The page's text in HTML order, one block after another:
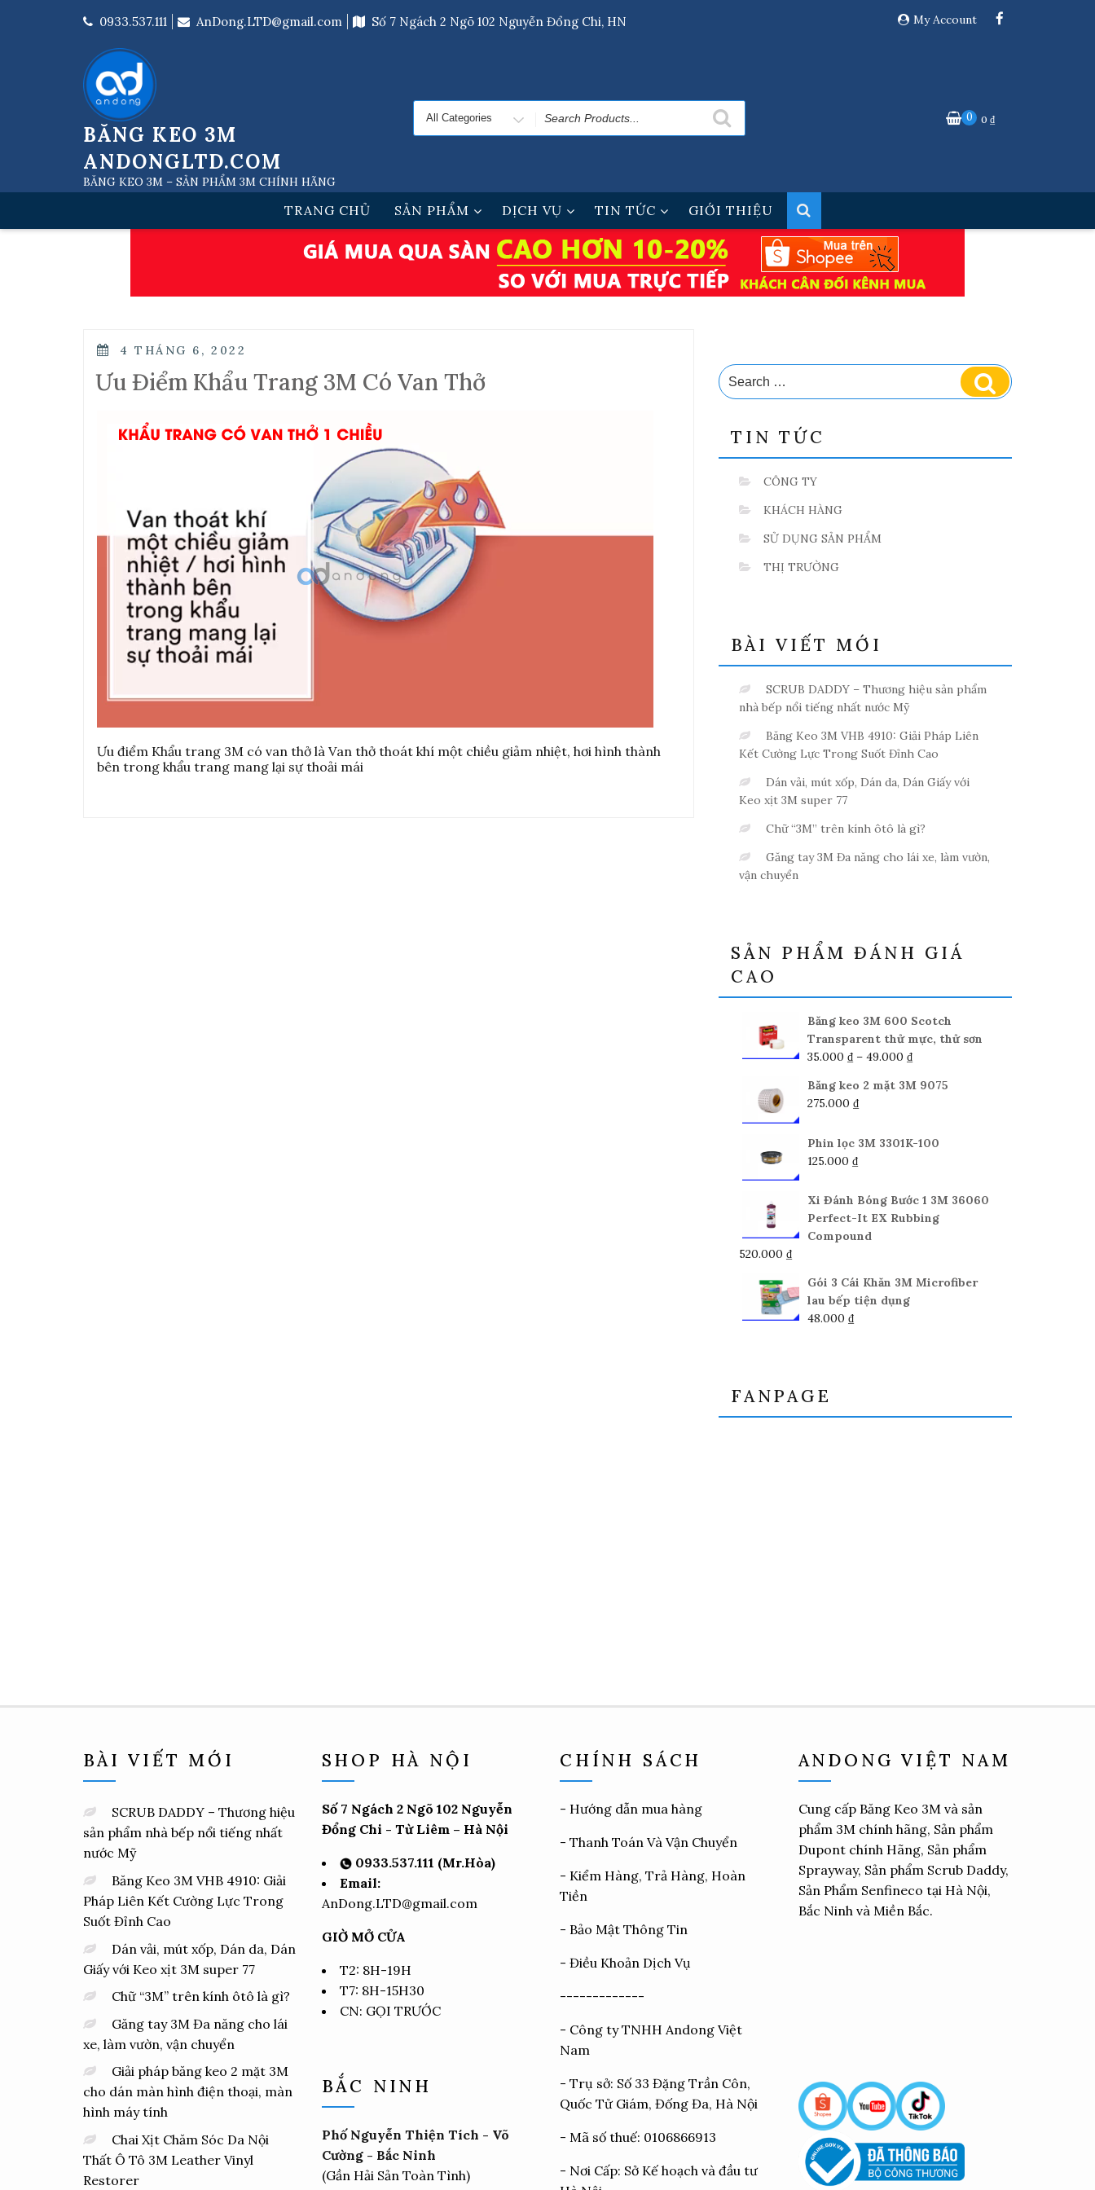
0933.537.111 AnDong.LTD@gmail.com Số 7 Ngách 2 Ngõ 102 Nguyễn Đổng Chi, HN My Account
BĂNG KEO 3M
ANDONGLTD.COM
BĂNG KEO 3M – SẢN PHẨM 3M CHÍNH HÃNG
Search
for
0 0₫
TRANG CHỦ SẢN PHẨM DỊCH VỤ TIN TỨC GIỚI THIỆU
POSTED
4 THÁNG 6, 2022
Ưu Điểm Khẩu Trang 3M Có Van Thở
Ưu điểm Khẩu trang 3M có van thở là Van thở thoát khí một chiều giảm nhiệt, hơi hình thành
bên trong khẩu trang mang lại sự thoải mái
Search
for:
Search
TIN TỨC
CÔNG TY
KHÁCH HÀNG
SỬ DỤNG SẢN PHẨM
THỊ TRƯỜNG
BÀI VIẾT MỚI
SCRUB DADDY – Thương hiệu sản phẩm
nhà bếp nổi tiếng nhất nước Mỹ
Băng Keo 3M VHB 4910: Giải Pháp Liên
Kết Cường Lực Trong Suốt Đỉnh Cao
Dán vải, mút xốp, Dán da, Dán Giấy với
Keo xịt 3M super 77
Chữ “3M” trên kính ôtô là gì?
Găng tay 3M Đa năng cho lái xe, làm vườn,
vận chuyển
SẢN PHẨM ĐÁNH GIÁ
CAO
Băng keo 3M 600 Scotch
Transparent thử mực, thử sơn
35.000 ₫ – 49.000 ₫Khoảng
từ
49.000 ₫
Băng keo 2 mặt 3M 9075
275.000 ₫
Phin lọc 3M 3301K-100
125.000 ₫
Xi Đánh Bóng Bước 1 3M 36060
Perfect-It EX Rubbing
Compound
520.000 ₫
Gói 3 Cái Khăn 3M Microfiber
lau bếp tiện dụng
48.000 ₫
FANPAGE
BÀI VIẾT MỚI
SCRUB DADDY – Thương hiệu
sản phẩm nhà bếp nổi tiếng nhất
nước Mỹ
Băng Keo 3M VHB 4910: Giải
Pháp Liên Kết Cường Lực Trong
Suốt Đỉnh Cao
Dán vải, mút xốp, Dán da, Dán
Giấy với Keo xịt 3M super 77
Chữ “3M” trên kính ôtô là gì?
Găng tay 3M Đa năng cho lái
xe, làm vườn, vận chuyển
Giải pháp băng keo 2 mặt 3M
cho dán màn hình điện thoại, màn
hình máy tính
Chai Xịt Chăm Sóc Da Nội
Thất Ô Tô 3M Leather Vinyl
Restorer
SHOP HÀ NỘI
Số 7 Ngách 2 Ngõ 102 Nguyễn
Đổng Chi - Từ Liêm – Hà Nội
0933.537.111 (Mr.Hòa)
Email:
AnDong.LTD@gmail.com
GIỜ MỞ CỬA
T2: 8H-19H
T7: 8H-15H30
CN: GỌI TRƯỚC
BẮC NINH
Phố Nguyễn Thiện Tích - Võ
Cường - Bắc Ninh
(Gần Hải Sản Toàn Tình)
CHÍNH SÁCH
- Hướng dẫn mua hàng
- Thanh Toán Và Vận Chuyển
- Kiểm Hàng, Trả Hàng, Hoàn
Tiền
- Bảo Mật Thông Tin
- Điều Khoản Dịch Vụ
-------------
- Công ty TNHH Andong Việt
Nam
- Trụ sở: Số 33 Đặng Trần Côn,
Quốc Tử Giám, Đống Đa, Hà Nội
- Mã số thuế: 0106866913
- Nơi Cấp: Sở Kế hoạch và đầu tư
ANDONG VIỆT NAM
Cung cấp Băng Keo 3M và sản
phẩm 3M chính hãng, Sản phẩm
Dupont chính Hãng, Sản phẩm
Sprayway, Sản phẩm Scrub Daddy,
Sản Phẩm Senfineco tại Hà Nội,
Bắc Ninh và Miền Bắc.